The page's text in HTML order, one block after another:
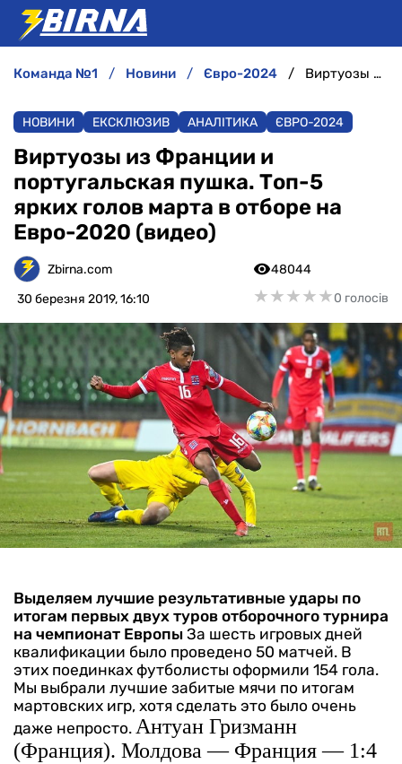
АНАЛІТИКА
ІНТЕРВ'Ю
РІЗНЕ
БУКМЕКЕРИ
команда №1 новини євро-2024 Виртуозы из Франции и португальская пушка. Топ-5 ярких голов марта в отборе на Евро-2020 (видео)
НОВИНИ ЕКСКЛЮЗИВ АНАЛІТИКА ЄВРО-2024
Виртуозы из Франции и
португальская пушка. Топ-5
ярких голов марта в отборе на
Евро-2020 (видео)
Zbirna.com
30 березня 2019, 16:10
48044
★★★★★
★★★★★0 голосів
Выделяем лучшие результативные удары по
итогам первых двух туров отборочного турнира
на чемпионат Европы За шесть игровых дней
квалификации было проведено 50 матчей. В
этих поединках футболисты оформили 154 гола.
Мы выбрали лучшие забитые мячи по итогам
мартовских игр, хотя сделать это было очень
даже непросто. Антуан Гризманн
(Франция). Молдова — Франция — 1:4